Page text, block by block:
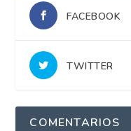
FACEBOOK
TWITTER
COMENTARIOS